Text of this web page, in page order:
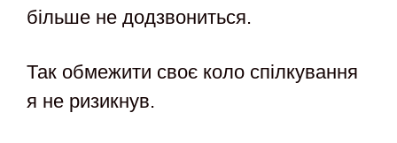
більше не додзвониться.
Так обмежити своє коло спілкування
я не ризикнув.